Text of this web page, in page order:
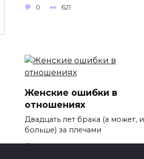
0 621
Женские ошибки в
отношениях
Двадцать лет брака (а может, и
больше) за плечами
0 880